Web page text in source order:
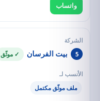
واتساب
5 بيت الفرسان ✓ موثّق
ملف موثّق مكتمل